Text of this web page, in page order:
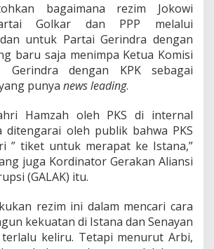
a
n
i
s
m
e
bagaimana rezim Jokowi
Golkar dan PPP melalui
untuk Partai Gerindra dengan
baru saja menimpa Ketua Komisi
Gerindra dengan KPK sebagai
punya newsleading.
Hamzah oleh PKS di internal
ditengarai oleh publik bahwa PKS
” tiket untuk merapat ke Istana,”
juga Kordinator Gerakan Aliansi
(GALAK) itu.
rezim ini dalam mencari cara
kekuatan di Istana dan Senayan
keliru. Tetapi menurut Arbi,